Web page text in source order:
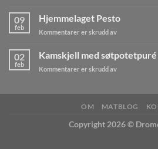
og
09
feb
Hjemmelaget Pesto
Kommentarer er skrudd avfor
Pesto
02
feb
Kamskjell med søtpotetpuré
Kommentarer er skrudd avfor
OM MATBLOG
Copyright 2026 ©